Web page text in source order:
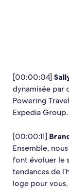
[00:00:04]
dynamisée par
Powering
Expedia
[00:00:11]
Ensemble,
font évoluer le
tendances de
loge pour